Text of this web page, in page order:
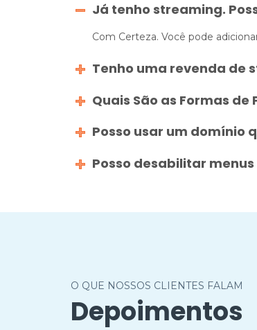
Já tenho streaming.
Com Certeza. Você pode
Tenho uma revenda de
Quais São as Formas
Posso usar um domínio
Posso desabilitar
O QUE NOSSOS CLIENTES FALAM
Depoimentos